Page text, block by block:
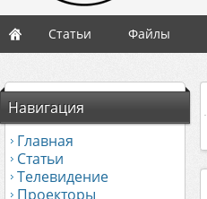
Статьи Файлы
Навигация
Главная
Статьи
Телевидение
Проекторы